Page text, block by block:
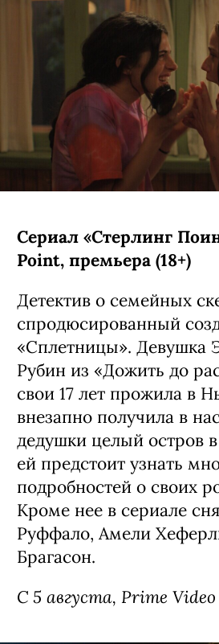
Сериал «Стерлинг
Point, премьера (18+)
Детектив о семейных
спродюсированный
«Сплетницы». Девушка
Рубин из «Дожить до
свои 17 лет прожила в
внезапно получила в
дедушки целый остров
ей предстоит узнать
подробностей о своих
Кроме нее в сериале
Руффало, Амели
Брагасон.
С 5 августа, Prime Video